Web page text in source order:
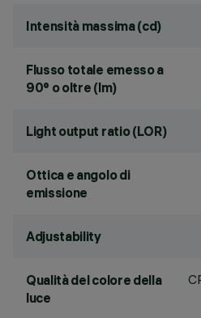
Intensità massima (cd)
Flusso totale emesso a
90° o oltre (lm)
Light output ratio (LOR)
Ottica e angolo di
emissione
Adjustability
Qualità del colore della
luce